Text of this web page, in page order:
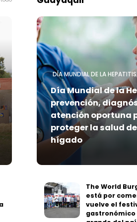
DÍA MUNDIAL DE LA
Día Mundial de la
prevención,
atención oportuna
proteger la salud
hígado
The World
está por
vuelve el
gastronómico